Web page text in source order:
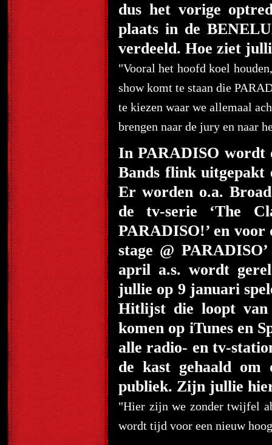
dus het vorige
plaats in de
verdeeld. Hoe ziet
"Vooral het hoofd koel
show komt te staan die
te kiezen waar we allemaal
brengen naar de jury en naar
In PARADISO wordt
Bands flink uitgepakt
Er worden o.a.
de tv-serie ‘The
PARADISO!’ en voor
stage @
april a.s. wordt
jullie op 9 januari
Hitlijst die loopt
komen op iTunes en
alle radio- en tv-
de kast gehaald
publiek. Zijn jullie
"Hier zijn we zonder twijfel
wordt tijd voor een nieuw